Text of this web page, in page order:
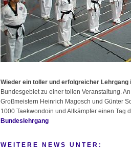
Wieder ein toller und erfolgreicher Lehrgang
Bundesgebiet zu einer tollen Veranstaltung.
Großmeistern Heinrich Magosch und Günter
1000 Taekwondoin und Allkämpfer einen Tag
Bundeslehrgang
WEITERE NEWS UNTER: